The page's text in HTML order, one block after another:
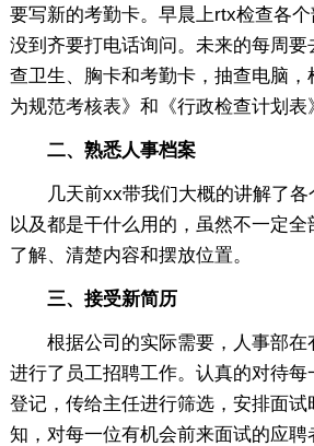
要写新的考勤卡。早晨上rtx检查各个
没到齐要打电话询问。未来的每周要
查卫生、胸卡和考勤卡，抽查电脑
为规范考核表》和《行政检查计划表
二、熟悉人事档案
几天前xx带我们大概的讲解了各
以及都是干什么用的，虽然不一定
了解、清楚内容和摆放位置。
三、接受新简历
根据公司的实际需要，人事部在
进行了员工招聘工作。认真的对待
登记，传给主任进行筛选，安排面试
知，对每一位有机会前来面试的应